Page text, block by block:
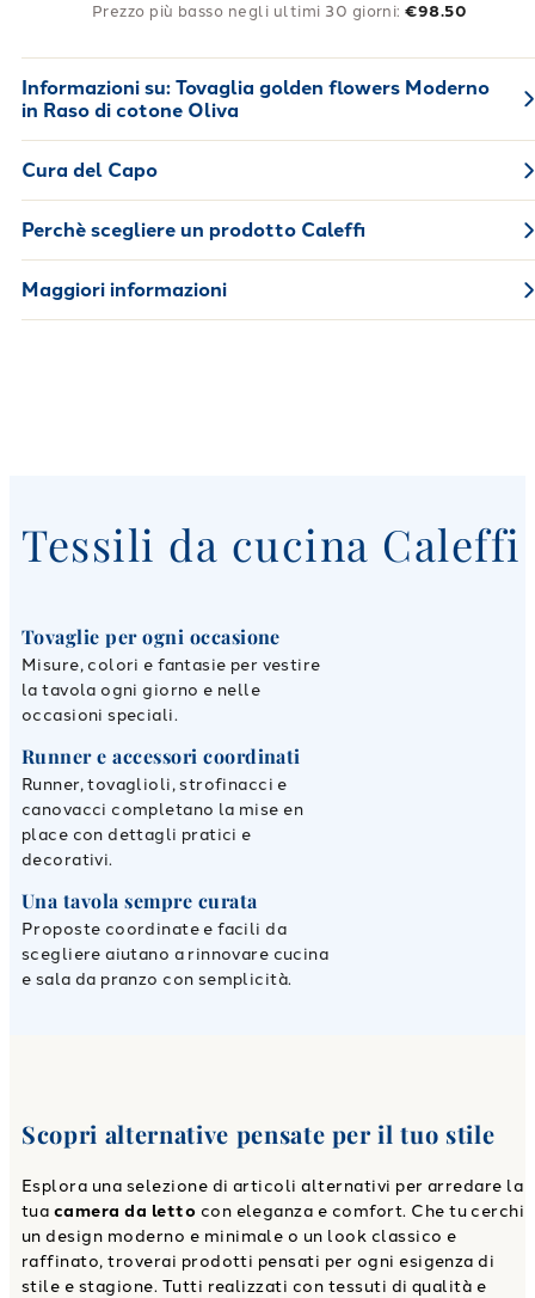
Prezzo più basso negli ultimi 30 giorni: €98.50
Informazioni su: Tovaglia golden flowers Moderno
in Raso di cotone Oliva
Cura del Capo
Perchè scegliere un prodotto Caleffi
Maggiori informazioni
Tessili da cucina Caleffi
Tovaglie per ogni occasione
Misure, colori e fantasie per vestire
la tavola ogni giorno e nelle
occasioni speciali.
Runner e accessori coordinati
Runner, tovaglioli, strofinacci e
canovacci completano la mise en
place con dettagli pratici e
decorativi.
Una tavola sempre curata
Proposte coordinate e facili da
scegliere aiutano a rinnovare cucina
e sala da pranzo con semplicità.
Scopri alternative pensate per il tuo stile
Esplora una selezione di articoli alternativi per arredare la
tua camera da letto con eleganza e comfort. Che tu cerchi
un design moderno e minimale o un look classico e
raffinato, troverai prodotti pensati per ogni esigenza di
stile e stagione. Tutti realizzati con tessuti di qualità e